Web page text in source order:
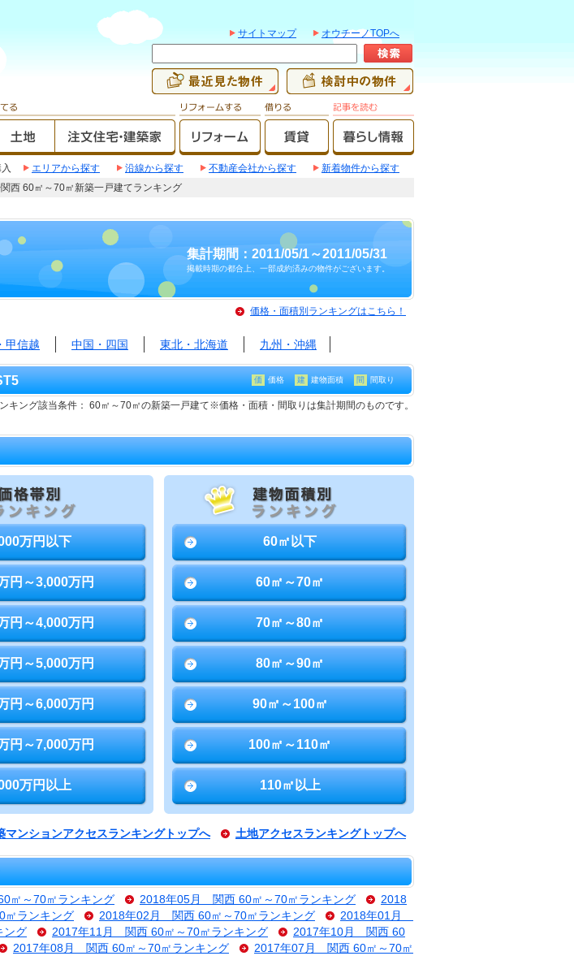
サイトマップ オウチーノTOPへ
入 エリアから探す 沿線から探す 不動産会社から探す
新着物件から探す
西 60㎡～70㎡新築一戸建てランキング
集計期間：2011/05/1～2011/05/31
掲載時期の都合上、一部成約済みの物件がございます。
価格・面積別ランキングはこちら！
甲信越 中国・四国 東北・北海道 九州・沖縄
価 価格 建 建物面積 間 間取り
キング該当条件： 60㎡～70㎡の新築一戸建て※価格・面積・間取りは集計期間のものです。
万円以下
円～3,000万円
円～4,000万円
円～5,000万円
円～6,000万円
円～7,000万円
万円以上
60㎡以下
60㎡～70㎡
70㎡～80㎡
80㎡～90㎡
90㎡～100㎡
100㎡～110㎡
110㎡以上
マンションアクセスランキングトップへ 土地アクセスランキングトップへ
㎡～70㎡ランキング 2018年05月 関西 60㎡～70㎡ランキング
2018
ランキング 2018年02月 関西 60㎡～70㎡ランキング
2018年01月
ング 2017年11月 関西 60㎡～70㎡ランキング
2017年10月 関西 60
2017年08月 関西 60㎡～70㎡ランキング
2017年07月 関西 60㎡～70㎡